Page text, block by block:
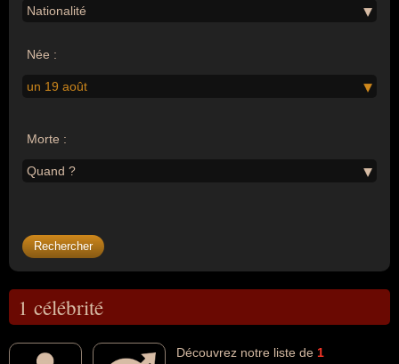
Nationalité
Née :
un 19 août
Morte :
Quand ?
1 célébrité
Découvrez notre liste de 1